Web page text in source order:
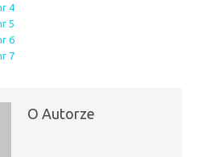
4
5
6
7
O Autorze